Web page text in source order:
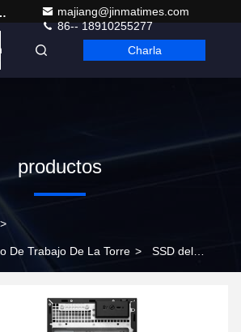
Co., Ltd.
majiang@jinmatimes.com
86-- 18910255277
Charla
productos
>
De Trabajo De La Torre > SSD del